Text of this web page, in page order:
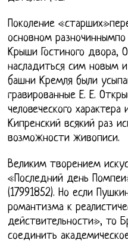
Поколение
основном
Крыши Гостиного двора,
насладиться сим новым
башни Кремля были
гравированные Е. Е.
человеческого
Кипренский всякий раз
возможности живописи.
Великим творением
«Последний день
(17991852). Но если
романтизма к
действительности», то
соединить